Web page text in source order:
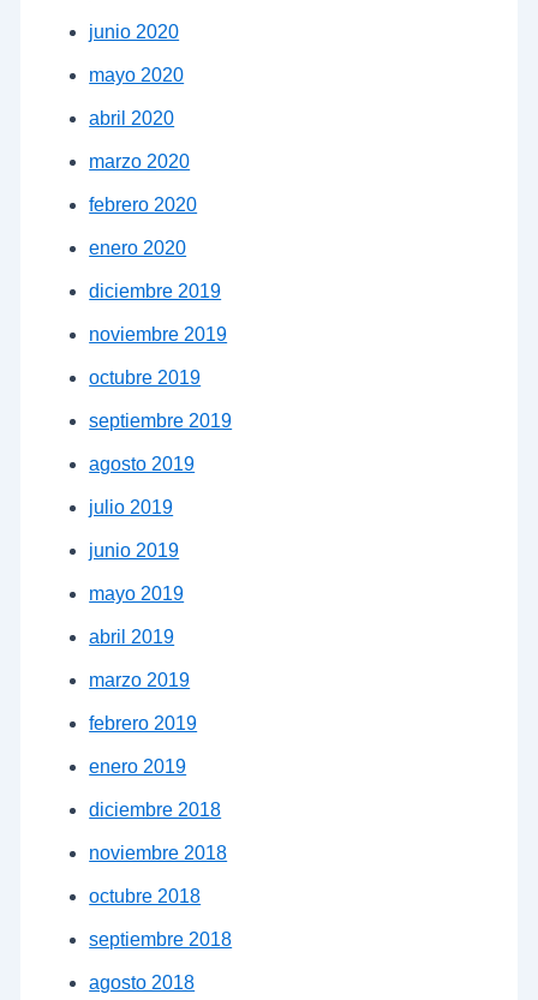
junio 2020
mayo 2020
abril 2020
marzo 2020
febrero 2020
enero 2020
diciembre 2019
noviembre 2019
octubre 2019
septiembre 2019
agosto 2019
julio 2019
junio 2019
mayo 2019
abril 2019
marzo 2019
febrero 2019
enero 2019
diciembre 2018
noviembre 2018
octubre 2018
septiembre 2018
agosto 2018